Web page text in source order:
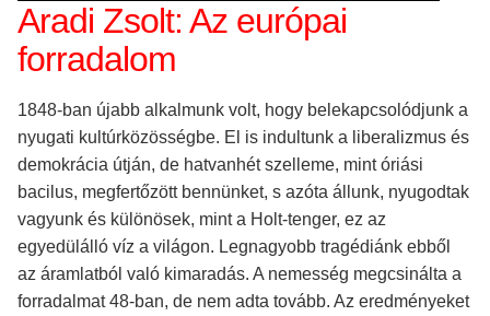
Aradi Zsolt: Az európai
forradalom
1848-ban újabb alkalmunk volt, hogy belekapcsolódjunk a
nyugati kultúrközösségbe. El is indultunk a liberalizmus és
demokrácia útján, de hatvanhét szelleme, mint óriási
bacilus, megfertőzött bennünket, s azóta állunk, nyugodtak
vagyunk és különösek, mint a Holt-tenger, ez az
egyedülálló víz a világon. Legnagyobb tragédiánk ebből
az áramlatból való kimaradás. A nemesség megcsinálta a
forradalmat 48-ban, de nem adta tovább. Az eredményeket